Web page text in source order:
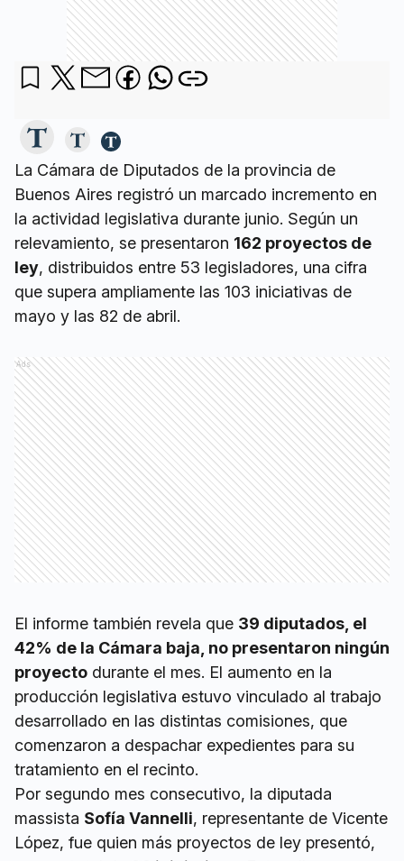
La Cámara de Diputados de la provincia de
Buenos Aires registró un marcado incremento en
la actividad legislativa durante junio. Según un
relevamiento, se presentaron 162 proyectos de
ley, distribuidos entre 53 legisladores, una cifra
que supera ampliamente las 103 iniciativas de
mayo y las 82 de abril.
Ads
El informe también revela que 39 diputados, el
42% de la Cámara baja, no presentaron ningún
proyecto durante el mes. El aumento en la
producción legislativa estuvo vinculado al trabajo
desarrollado en las distintas comisiones, que
comenzaron a despachar expedientes para su
tratamiento en el recinto.
Por segundo mes consecutivo, la diputada
massista Sofía Vannelli, representante de Vicente
López, fue quien más proyectos de ley presentó,